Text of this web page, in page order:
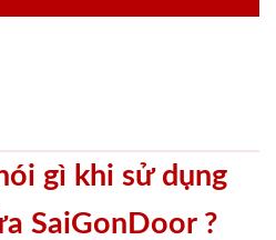
gì khi sử dụng
SaiGonDoor ?